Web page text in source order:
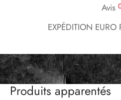
Avis
EXPÉDITION
Produits apparentés